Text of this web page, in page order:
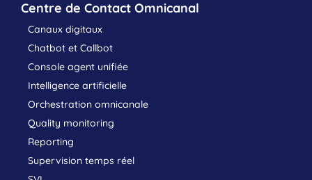
Centre de Contact Omnicanal
Canaux digitaux
Chatbot et Callbot
Console agent unifiée
Intelligence artificielle
Orchestration omnicanale
Quality monitoring
Reporting
Supervision temps réel